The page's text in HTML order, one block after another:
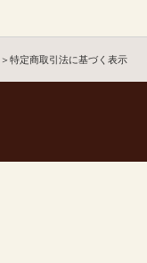
＞特定商取引法に基づく表示